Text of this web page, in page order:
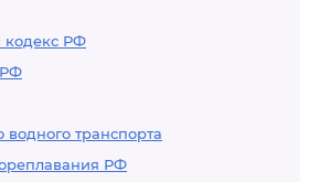
кодекс РФ
водного транспорта
РФ